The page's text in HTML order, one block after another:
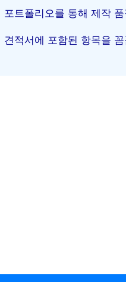
포트폴리오를 통해 제작
견적서에 포함된 항목을